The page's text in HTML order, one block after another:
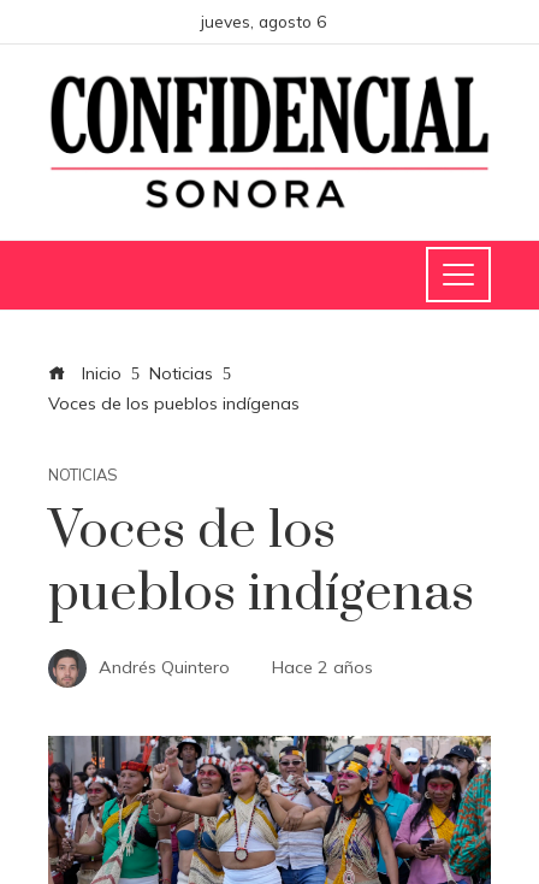
jueves, agosto 6
Inicio
Noticias
Voces de los pueblos indígenas
NOTICIAS
Voces de los
pueblos indígenas
Andrés Quintero Hace 2 años